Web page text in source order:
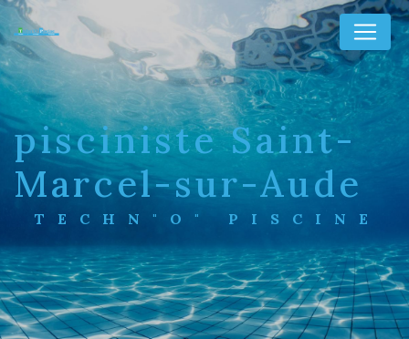
pisciniste Saint-
Marcel-sur-Aude
TECHN"O" PISCINE
Panneau de gestion des cookies